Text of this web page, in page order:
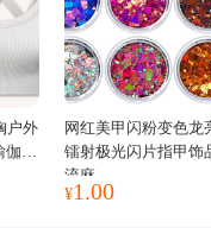
户外
服
网红美甲闪粉变色龙
镭射极光闪片指甲饰
流麻
¥1.00